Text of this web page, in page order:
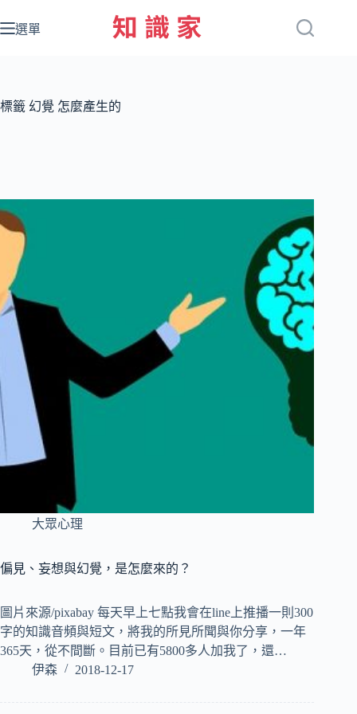
至
容
選單
標籤 幻覺 怎麼產生的
大眾心理
偏見、妄想與幻覺，是怎麼來的？
圖片來源/pixabay 每天早上七點我會在line上推播一則300
字的知識音頻與短文，將我的所見所聞與你分享，一年
365天，從不間斷。目前已有5800多人加我了，還…
伊森
2018-12-17